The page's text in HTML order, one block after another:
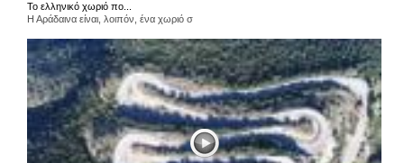
Το ελληνικό χωριό πο...
Η Αράδαινα είναι, λοιπόν, ένα χωριό σ